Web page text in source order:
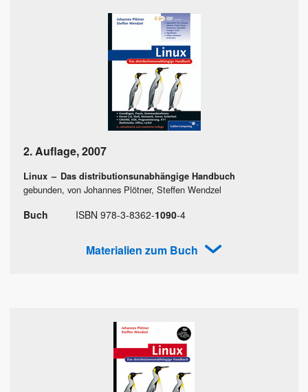
2. Auflage,2007
Linux – Das distributionsunabhängige Handbuch
gebunden, von Johannes Plötner, Steffen Wendzel
Buch ISBN 978-3-8362-1090-4
Materialien zum Buch